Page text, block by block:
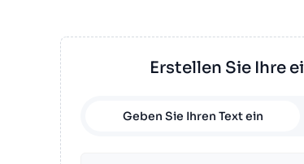
Erstellen Sie Ihre
Geben Sie Ihren Text ein